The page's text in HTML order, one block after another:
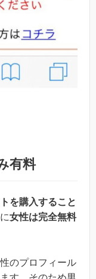
有料
を購入すること
女性は完全無料
のプロフィール